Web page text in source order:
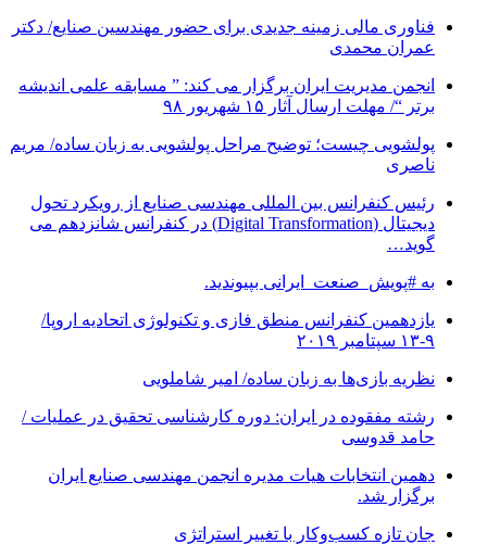
فناوری مالی زمینه جدیدی برای حضور مهندسین صنایع/ دکتر
عمران محمدی
انجمن مدیریت ایران برگزار می کند: ” مسابقه علمی اندیشه
برتر “/ مهلت ارسال آثار ۱۵ شهریور ۹۸
پولشویی چیست؛ توضیح مراحل پولشویی به زبان ساده/ مریم
ناصری
رئیس کنفرانس بین المللی مهندسی صنایع از رویکرد تحول
دیجیتال (Digital Transformation) در کنفرانس شانزدهم می
گوید…
به #پویش_صنعت_ایرانی بپیوندید.
یازدهمین کنفرانس منطق فازی و تکنولوژی اتحادیه اروپا/
۹-۱۳ سپتامبر ۲۰۱۹
نظریه بازی‌ها به زبان ساده/ امیر شاملویی
رشته مفقوده در ایران: دوره کارشناسی تحقیق در عملیات /
حامد قدوسی
دهمین انتخابات هیات مدیره انجمن مهندسی صنایع ایران
برگزار شد.
جان تازه کسب‌وکار با تغییر استراتژی